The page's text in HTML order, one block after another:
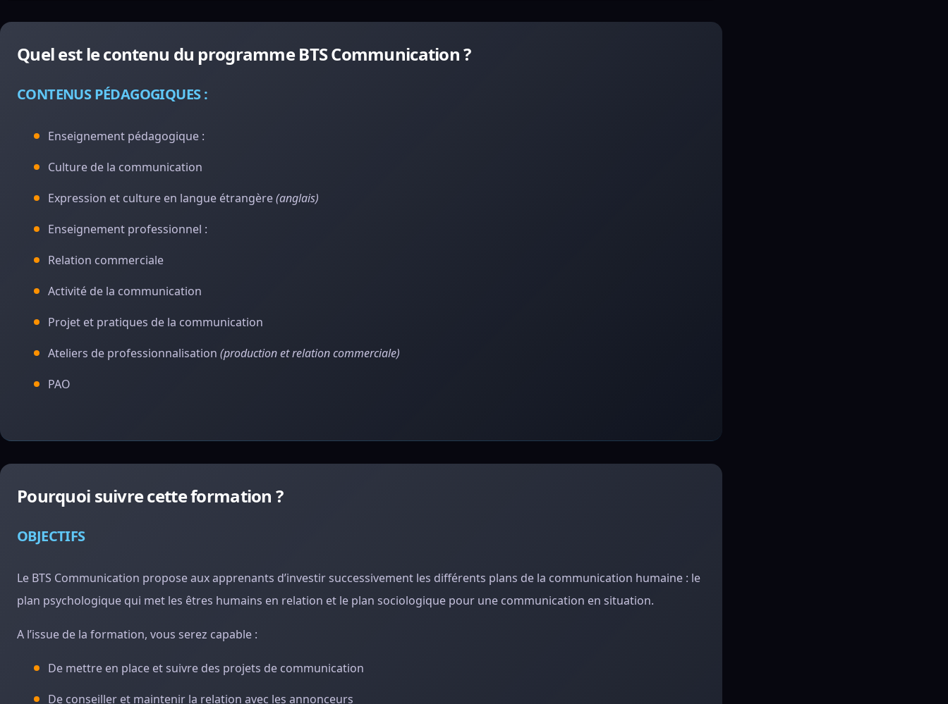
Quel est le contenu du programme BTS Communication ?
CONTENUS PÉDAGOGIQUES :
Enseignement pédagogique :
Culture de la communication
Expression et culture en langue étrangère(anglais)
Enseignement professionnel :
Relation commerciale
Activité de la communication
Projet et pratiques de la communication
Ateliers de professionnalisation (production et relation commerciale)
PAO
Pourquoi suivre cette formation ?
OBJECTIFS
Le BTS Communication propose aux apprenants d’investir successivement les différents plans de la communication humaine : le
plan psychologique qui met les êtres humains en relation et le plan sociologique pour une communication en situation.
A l’issue de la formation, vous serez capable :
De mettre en place et suivre des projets de communication
De conseiller et maintenir la relation avec les annonceurs